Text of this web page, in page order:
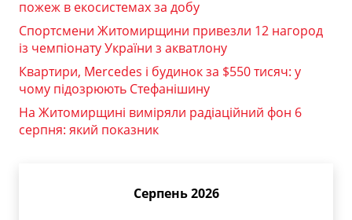
пожеж в екосистемах за добу
Спортсмени Житомирщини привезли 12 нагород
із чемпіонату України з акватлону
Квартири, Mercedes і будинок за $550 тисяч: у
чому підозрюють Стефанішину
На Житомирщині виміряли радіаційний фон 6
серпня: який показник
Серпень 2026